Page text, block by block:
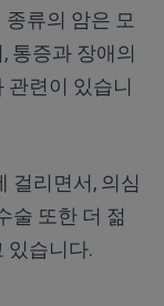
류의 암은 모
통증과 장애의
관련이 있습니
걸리면서, 의심
술 또한 더 젊
있습니다.